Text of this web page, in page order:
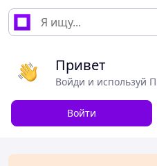
Привет
Войди и используй
Войти